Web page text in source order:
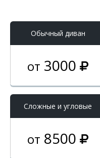
Обычный диван
от 3000
Cложные и угловые
от 8500